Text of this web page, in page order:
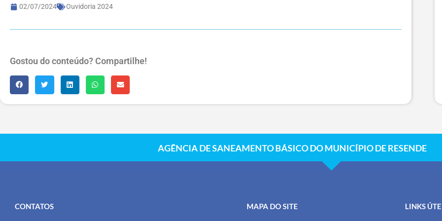
02/07/2024 Ouvidoria 2024
Gostou do conteúdo? Compartilhe!
AGÊNCIA DE SANEAMENTO BÁSICO DO MUNICÍPIO DE RESENDE
CONTATOS MAPA DO SITE LINKS